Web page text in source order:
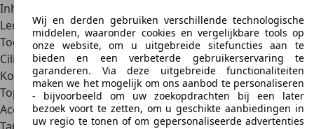
Inhoud bagageruimte
Ledig gewicht
1.289 kg
Toegestane maximum massa 1.791 kg
Cilinderinhoud
1.598 cm³
Koppel
155 Nm
Topsnelheid
174 km/u
Acceleratie van 0 tot 100 km/u12,3 s
Wij en derden gebruiken verschillende technologische
middelen, waaronder cookies en vergelijkbare tools op
onze website, om u uitgebreide sitefuncties aan te
bieden en een verbeterde gebruikerservaring te
garanderen. Via deze uitgebreide functionaliteiten
maken we het mogelijk om ons aanbod te personaliseren
- bijvoorbeeld om uw zoekopdrachten bij een later
bezoek voort te zetten, om u geschikte aanbiedingen in
uw regio te tonen of om gepersonaliseerde advertenties